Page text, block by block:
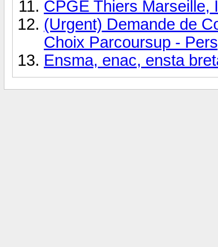
CPGE Thiers Marseille,
(Urgent) Demande de
Choix Parcoursup -
Ensma, enac, ensta